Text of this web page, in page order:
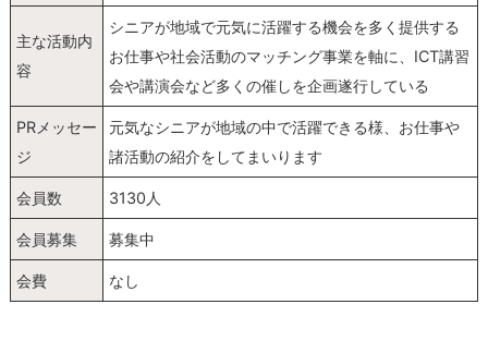
主な活動内
容
シニアが地域で元気に活躍する機会を多く提供する
お仕事や社会活動のマッチング事業を軸に、ICT講習
会や講演会など多くの催しを企画遂行している
PRメッセー
ジ
元気なシニアが地域の中で活躍できる様、お仕事や
諸活動の紹介をしてまいります
会員数 3130人
会員募集 募集中
会費 なし